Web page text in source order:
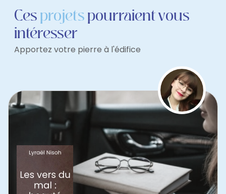
Cesprojetspourraient vous
intéresser
Apportez votre pierre à l'édifice